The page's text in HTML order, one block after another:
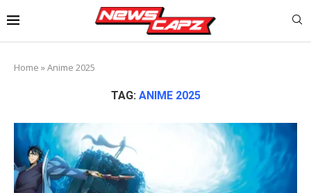
Home »Anime 2025
TAG: ANIME 2025